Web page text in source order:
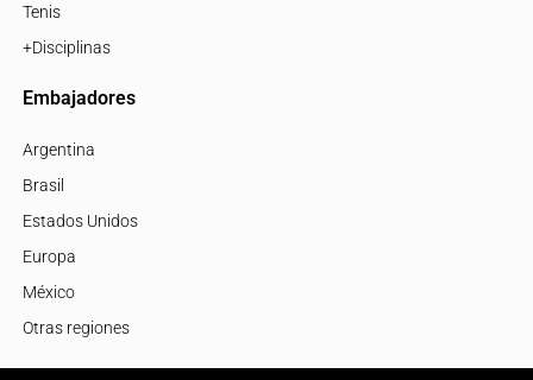
Tenis
+Disciplinas
Embajadores
Argentina
Brasil
Estados Unidos
Europa
México
Otras regiones